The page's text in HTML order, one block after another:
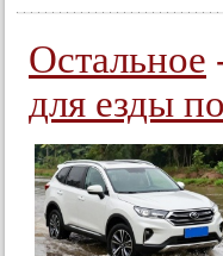
Остальное
для езды